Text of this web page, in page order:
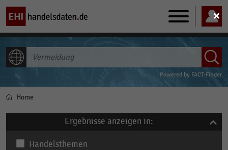
Main
navigation
Powered by FACT-Finder
Pfadnavigation
Home
Ergebnisse anzeigen in:
Handelsthemen